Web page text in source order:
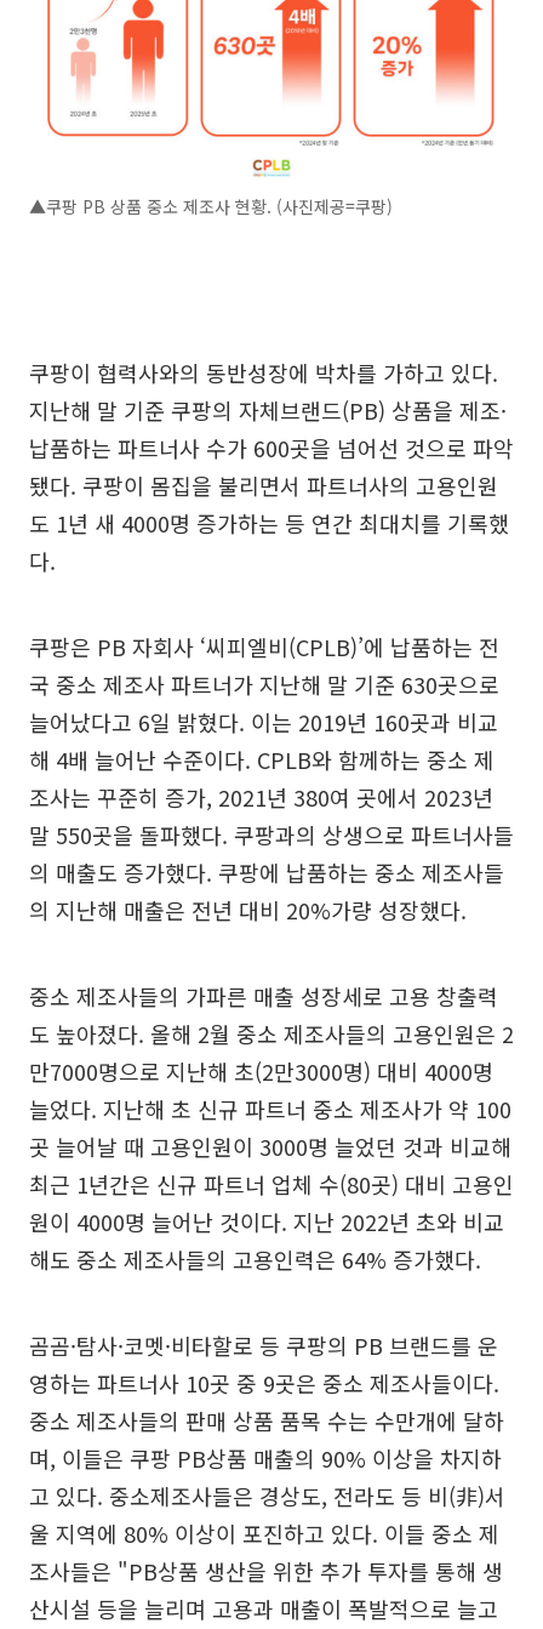
▲쿠팡 PB 상품 중소 제조사 현황. (사진제공=쿠팡)
쿠팡이 협력사와의 동반성장에 박차를 가하고 있다.
지난해 말 기준 쿠팡의 자체브랜드(PB) 상품을 제조·
납품하는 파트너사 수가 600곳을 넘어선 것으로 파악
됐다. 쿠팡이 몸집을 불리면서 파트너사의 고용인원
도 1년 새 4000명 증가하는 등 연간 최대치를 기록했
다.
쿠팡은 PB 자회사 ‘씨피엘비(CPLB)’에 납품하는 전
국 중소 제조사 파트너가 지난해 말 기준 630곳으로
늘어났다고 6일 밝혔다. 이는 2019년 160곳과 비교
해 4배 늘어난 수준이다. CPLB와 함께하는 중소 제
조사는 꾸준히 증가, 2021년 380여 곳에서 2023년
말 550곳을 돌파했다. 쿠팡과의 상생으로 파트너사들
의 매출도 증가했다. 쿠팡에 납품하는 중소 제조사들
의 지난해 매출은 전년 대비 20%가량 성장했다.
중소 제조사들의 가파른 매출 성장세로 고용 창출력
도 높아졌다. 올해 2월 중소 제조사들의 고용인원은 2
만7000명으로 지난해 초(2만3000명) 대비 4000명
늘었다. 지난해 초 신규 파트너 중소 제조사가 약 100
곳 늘어날 때 고용인원이 3000명 늘었던 것과 비교해
최근 1년간은 신규 파트너 업체 수(80곳) 대비 고용인
원이 4000명 늘어난 것이다. 지난 2022년 초와 비교
해도 중소 제조사들의 고용인력은 64% 증가했다.
곰곰·탐사·코멧·비타할로 등 쿠팡의 PB 브랜드를 운
영하는 파트너사 10곳 중 9곳은 중소 제조사들이다.
중소 제조사들의 판매 상품 품목 수는 수만개에 달하
며, 이들은 쿠팡 PB상품 매출의 90% 이상을 차지하
고 있다. 중소제조사들은 경상도, 전라도 등 비(非)서
울 지역에 80% 이상이 포진하고 있다. 이들 중소 제
조사들은 "PB상품 생산을 위한 추가 투자를 통해 생
산시설 등을 늘리며 고용과 매출이 폭발적으로 늘고